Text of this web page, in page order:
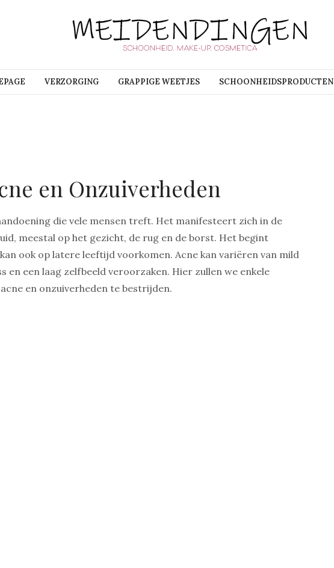
VERZORGING GRAPPIGE WEETJES SCHOONHEIDSPRODUCTEN
en Onzuiverheden
die vele mensen treft. Het manifesteert zich in de
meestal op het gezicht, de rug en de borst. Het begint
ook op latere leeftijd voorkomen. Acne kan variëren van mild
een laag zelfbeeld veroorzaken. Hier zullen we enkele
en onzuiverheden te bestrijden.